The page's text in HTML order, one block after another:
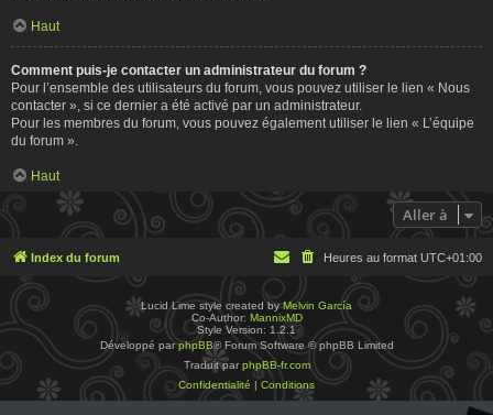
Haut
Comment puis-je contacter un administrateur du forum ?
Pour l’ensemble des utilisateurs du forum, vous pouvez utiliser le lien « Nous
contacter », si ce dernier a été activé par un administrateur.
Pour les membres du forum, vous pouvez également utiliser le lien « L’équipe
du forum ».
Haut
Aller à
Index du forum Heures au format UTC+01:00
Lucid Lime style created byMelvin García
Co-Author: MannixMD
Style Version: 1.2.1
Développé parphpBB® Forum Software © phpBB Limited
Traduit par phpBB-fr.com
Confidentialité | Conditions